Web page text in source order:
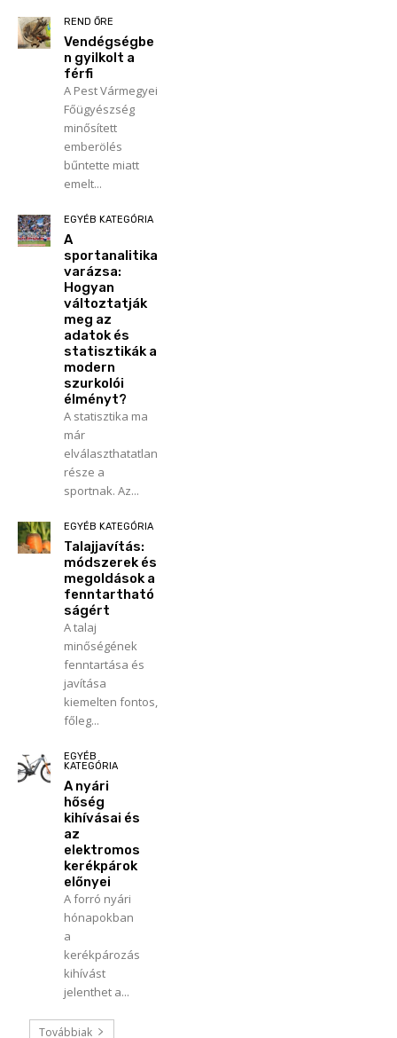
REND ŐRE
Vendégségbe
n gyilkolt a
férfi
A Pest Vármegyei
Főügyészség
minősített
emberölés
bűntette miatt
emelt...
EGYÉB KATEGÓRIA
A
sportanalitika
varázsa:
Hogyan
változtatják
meg az
adatok és
statisztikák a
modern
szurkolói
élményt?
A statisztika ma
már
elválaszthatatlan
része a
sportnak. Az...
EGYÉB KATEGÓRIA
Talajjavítás:
módszerek és
megoldások a
fenntartható
ságért
A talaj
minőségének
fenntartása és
javítása
kiemelten fontos,
főleg...
EGYÉB
KATEGÓRIA
A nyári
hőség
kihívásai és
az
elektromos
kerékpárok
előnyei
A forró nyári
hónapokban
a
kerékpározás
kihívást
jelenthet a...
Továbbiak